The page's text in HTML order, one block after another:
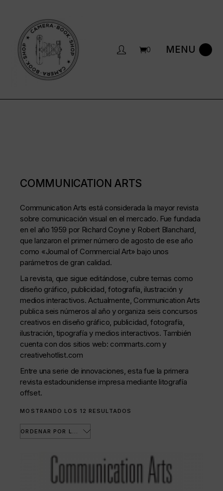
0
COMMUNICATION ARTS
Communication Arts está considerada la mayor revista
sobre comunicación visual en el mercado. Fue fundada
en el año 1959 por Richard Coyne y Robert Blanchard,
que lanzaron el primer número de agosto de ese año
como «Journal of Commercial Art» bajo unos
parámetros de gran calidad.
La revista, que sigue editándose, cubre temas como
diseño gráfico, publicidad, fotografía, ilustración y
medios interactivos. Actualmente, Communication Arts
publica seis números al año y organiza seis concursos
creativos en diseño gráfico, publicidad, fotografía,
ilustración, tipografía y medios interactivos. También
cuenta con dos sitios web: commarts.com y
creativehotlist.com
Entre una serie de innovaciones, esta fue la primera
revista estadounidense impresa mediante litografía
offset.
MOSTRANDO LOS 12 RESULTADOS